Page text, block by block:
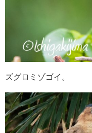
ズグロミゾゴイ。